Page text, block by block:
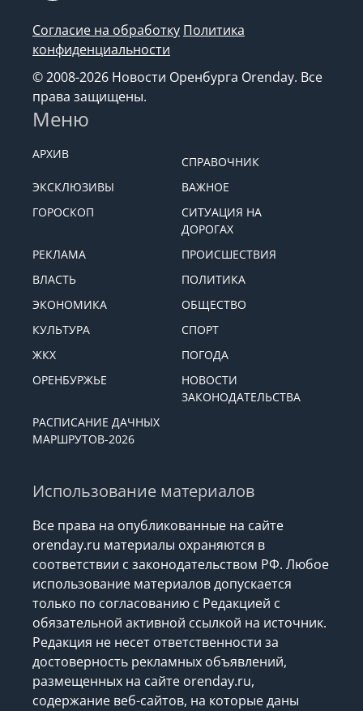
Согласие на обработку Политика
конфиденциальности
© 2008-2026 Новости Оренбурга Orenday. Все
права защищены.
Меню
АРХИВ
СПРАВОЧНИК
ЭКСКЛЮЗИВЫ
ВАЖНОЕ
ГОРОСКОП
СИТУАЦИЯ НА
ДОРОГАХ
РЕКЛАМА
ПРОИСШЕСТВИЯ
ВЛАСТЬ
ПОЛИТИКА
ЭКОНОМИКА
ОБЩЕСТВО
КУЛЬТУРА
СПОРТ
ЖКХ
ПОГОДА
ОРЕНБУРЖЬЕ
НОВОСТИ
ЗАКОНОДАТЕЛЬСТВА
РАСПИСАНИЕ ДАЧНЫХ
МАРШРУТОВ-2026
Использование материалов
Все права на опубликованные на сайте
orenday.ru материалы охраняются в
соответствии с законодательством РФ. Любое
использование материалов допускается
только по согласованию с Редакцией с
обязательной активной ссылкой на источник.
Редакция не несет ответственности за
достоверность рекламных объявлений,
размещенных на сайте orenday.ru,
содержание веб-сайтов, на которые даны